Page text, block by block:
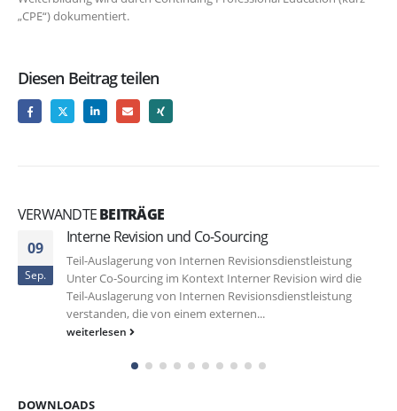
„CPE“) dokumentiert.
Diesen Beitrag teilen
VERWANDTEBEITRÄGE
09
Sep.
Interne Revision und Co-Sourcing
Teil-Auslagerung von Internen Revisionsdienstleistung
Unter Co-Sourcing im Kontext Interner Revision wird die
Teil-Auslagerung von Internen Revisionsdienstleistung
verstanden, die von einem externen...
weiterlesen
DOWNLOADS